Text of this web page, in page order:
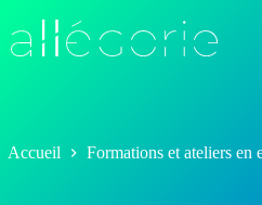
au
contenu
Accueil Formations et ateliers en